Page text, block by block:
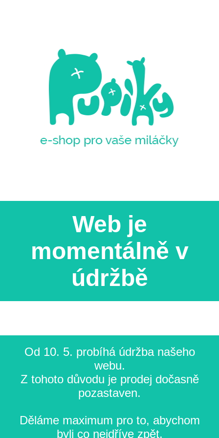
Web je
momentálně v
údržbě
Od 10. 5. probíhá údržba našeho
webu.
Z tohoto důvodu je prodej dočasně
pozastaven.
Děláme maximum pro to, abychom
byli co nejdříve zpět.